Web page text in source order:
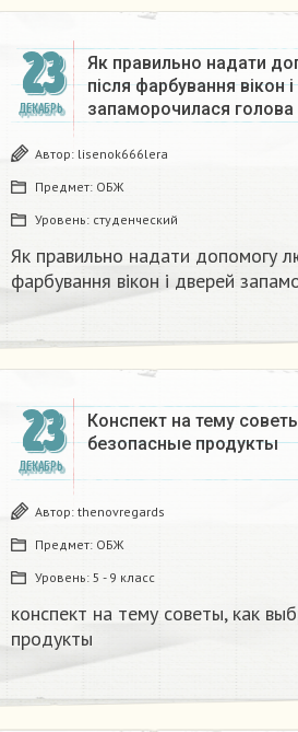
23
ДЕКАБРЬ
Як правильно надати
після фарбування вікон
запаморочилася голова
Автор: lisenok666lera
Предмет: ОБЖ
Уровень: студенческий
Як правильно надати допомогу
фарбування вікон і дверей
23
ДЕКАБРЬ
Конспект на тему
безопасные продукты
Автор: thenovregards
Предмет: ОБЖ
Уровень: 5 - 9 класс
конспект на тему советы, как
продукты